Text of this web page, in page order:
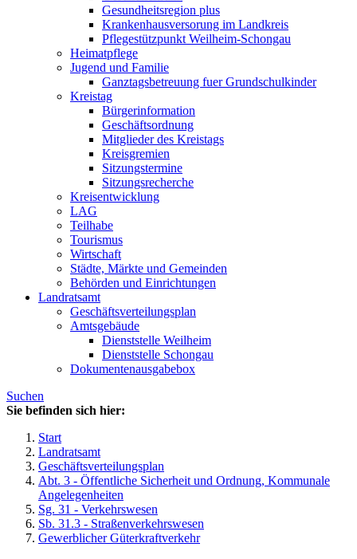
Gesundheitsregion plus
Krankenhausversorung im Landkreis
Pflegestützpunkt Weilheim-Schongau
Heimatpflege
Jugend und Familie
Ganztagsbetreuung fuer Grundschulkinder
Kreistag
Bürgerinformation
Geschäftsordnung
Mitglieder des Kreistags
Kreisgremien
Sitzungstermine
Sitzungsrecherche
Kreisentwicklung
LAG
Teilhabe
Tourismus
Wirtschaft
Städte, Märkte und Gemeinden
Behörden und Einrichtungen
Landratsamt
Geschäftsverteilungsplan
Amtsgebäude
Dienststelle Weilheim
Dienststelle Schongau
Dokumentenausgabebox
Suchen
Sie befinden sich hier:
Start
Landratsamt
Geschäftsverteilungsplan
Abt. 3 - Öffentliche Sicherheit und Ordnung, Kommunale
Angelegenheiten
Sg. 31 - Verkehrswesen
Sb. 31.3 - Straßenverkehrswesen
Gewerblicher Güterkraftverkehr